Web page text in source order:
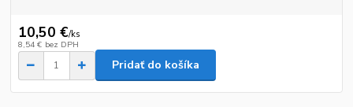
10,50 €/ks
8,54 € bez DPH
Pridať do košíka